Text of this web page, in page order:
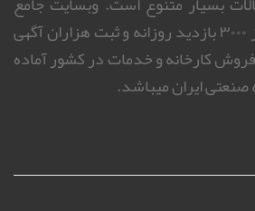
ایران کارخانه با بیش از ۳۰۰۰ بازدید روزانه و ثبت هزاران آگهی
کارخانه و خدمات در کشور آماده
ایران میباشد.